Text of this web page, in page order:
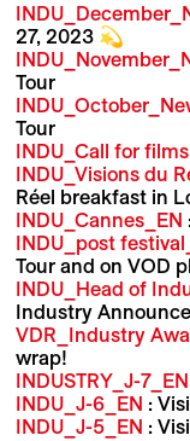
27, 2023 💫
Tour
Tour
INDU_Call for films
INDU_Visions du
Réel breakfast in
INDU_Cannes_EN
INDU_post
Tour and on VOD
INDU_Head of
Industry
VDR_Industry
wrap!
INDUSTRY_J-7_EN
INDU_J-6_EN :
INDU_J-5_EN :